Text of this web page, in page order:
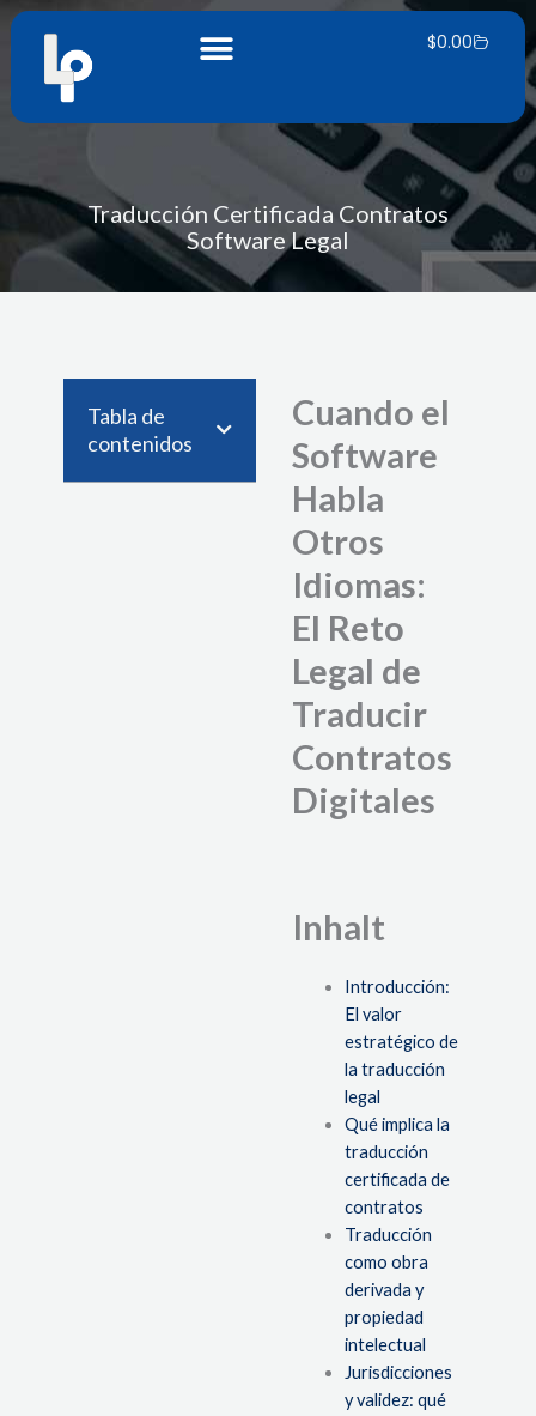
Zum
springen
$0.00
Traducción Certificada Contratos
Software Legal
Tabla de
contenidos
Cuando el
Software
Habla
Otros
Idiomas:
El Reto
Legal de
Traducir
Contratos
Digitales
Inhalt
Introducción:
El valor
estratégico de
la traducción
legal
Qué implica la
traducción
certificada de
contratos
Traducción
como obra
derivada y
propiedad
intelectual
Jurisdicciones
y validez: qué